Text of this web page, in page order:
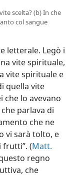
scelta? (b) In che
col sangue
letterale. Legò i
vite spirituale,
vite spirituale e
quella vite
che lo avevano
parlava di
che ne
vi sarà tolto, e
frutti”. (Matt.
regno
che